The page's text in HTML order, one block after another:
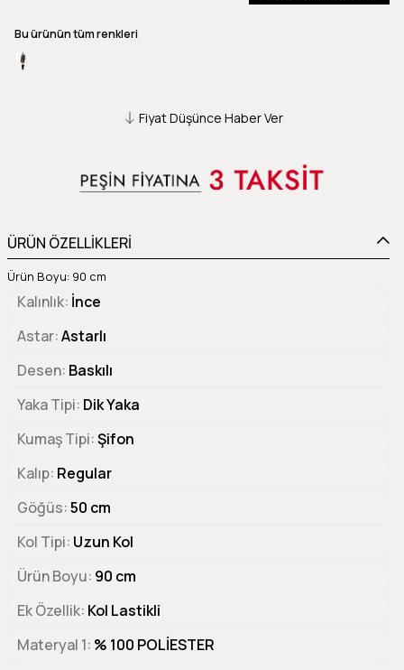
Bu ürünün tüm renkleri
Fiyat Düşünce Haber Ver
ÜRÜN ÖZELLİKLERİ
Ürün Boyu: 90 cm
Kalınlık İnce
Astar Astarlı
Desen Baskılı
Yaka Tipi Dik Yaka
Kumaş Tipi Şifon
Kalıp Regular
Göğüs 50 cm
Kol Tipi Uzun Kol
Ürün Boyu 90 cm
Ek Özellik Kol Lastikli
Materyal 1 % 100 POLİESTER